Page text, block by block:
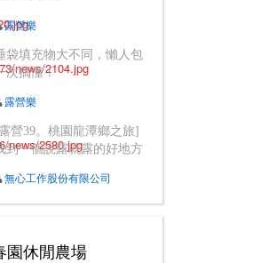
露營樂
袋填充物大不同，懶人包
次搞懂！
露營樂
營39。桃園龍潭鄉之旅]
到一個說露就露的好地方
無心工作股份有限公司
園休閒農場